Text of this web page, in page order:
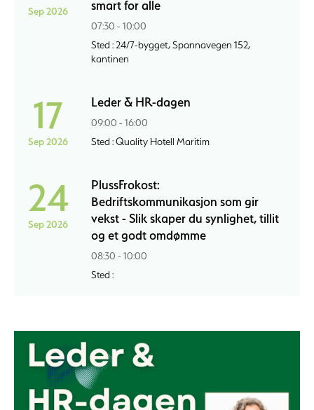
Sep 2026 smart for alle
07:30 - 10:00
Sted : 24/7-bygget, Spannavegen 152,
kantinen
17
Sep 2026
Leder & HR-dagen
09:00 - 16:00
Sted : Quality Hotell Maritim
24
Sep 2026
PlussFrokost:
Bedriftskommunikasjon som gir
vekst - Slik skaper du synlighet, tillit
og et godt omdømme
08:30 - 10:00
Sted :